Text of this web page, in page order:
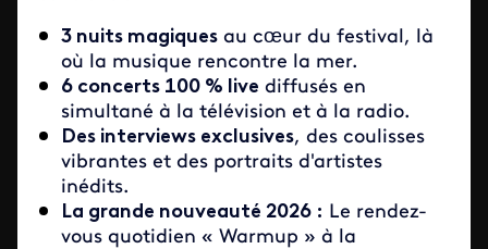
3 nuits magiques au cœur du festival, là
où la musique rencontre la mer.
6 concerts 100 % live diffusés en
simultané à la télévision et à la radio.
Des interviews exclusives, des coulisses
vibrantes et des portraits d'artistes
inédits.
La grande nouveauté 2026 : Le rendez-
vous quotidien « Warmup » à la